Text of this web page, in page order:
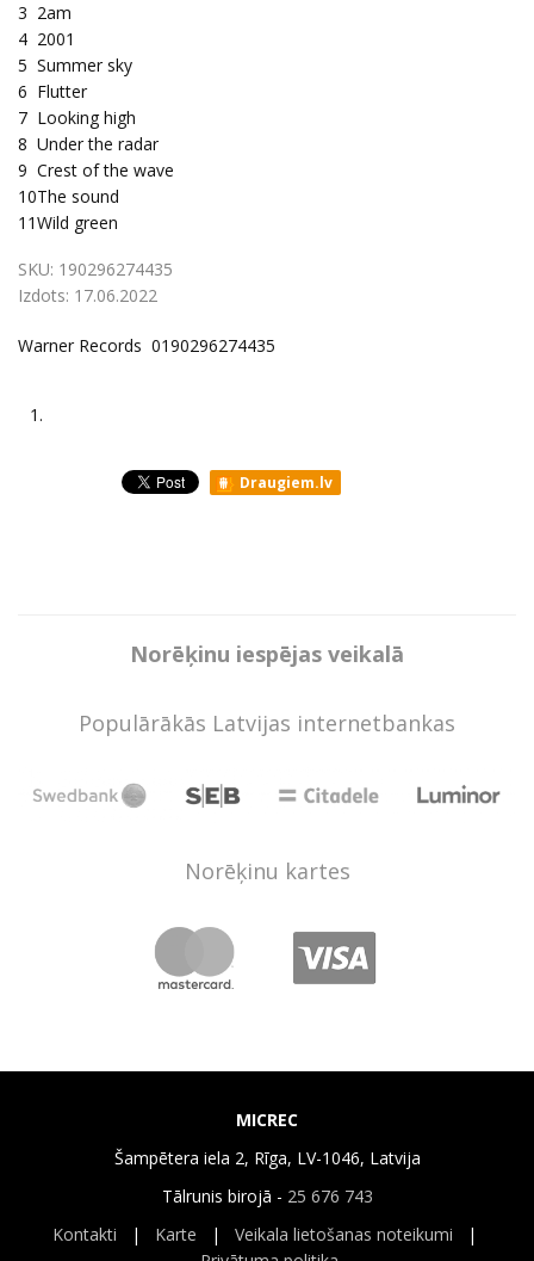
3 2am
4 2001
5 Summer sky
6 Flutter
7 Looking high
8 Under the radar
9 Crest of the wave
10The sound
11Wild green
SKU: 190296274435
Izdots: 17.06.2022
Warner Records 0190296274435
1.
Draugiem.lv
Norēķinu iespējas veikalā
Populārākās Latvijas internetbankas
Norēķinu kartes
MICREC
Šampētera iela 2, Rīga, LV-1046, Latvija
Tālrunis birojā - 25 676 743
Kontakti | Karte | Veikala lietošanas noteikumi |